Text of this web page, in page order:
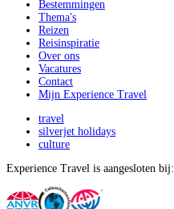
Bestemmingen
Thema's
Reizen
Reisinspiratie
Over ons
Vacatures
Contact
Mijn Experience Travel
travel
silverjet holidays
culture
Experience Travel is aangesloten bij: